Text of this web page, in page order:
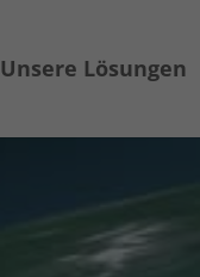
Unsere Lösungen